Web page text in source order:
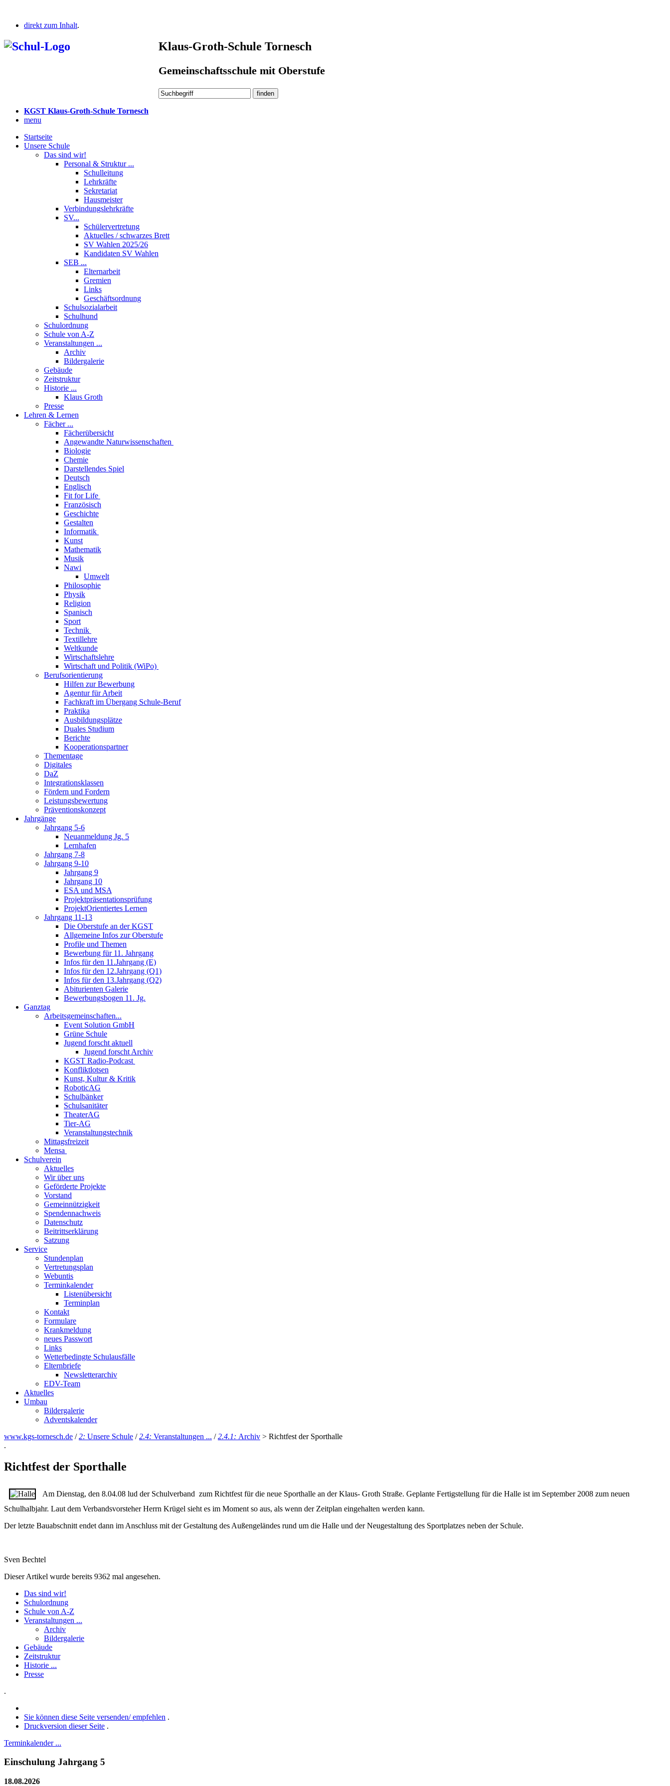
direkt zum Inhalt.
Klaus-Groth-Schule Tornesch
Gemeinschaftsschule mit Oberstufe
KGST Klaus-Groth-Schule Tornesch
menu
Startseite
Unsere Schule
Das sind wir!
Personal & Struktur ...
Schulleitung
Lehrkräfte
Sekretariat
Hausmeister
Verbindungslehrkräfte
SV...
Schülervertretung
Aktuelles / schwarzes Brett
SV Wahlen 2025/26
Kandidaten SV Wahlen
SEB ...
Elternarbeit
Gremien
Links
Geschäftsordnung
Schulsozialarbeit
Schulhund
Schulordnung
Schule von A-Z
Veranstaltungen ...
Archiv
Bildergalerie
Gebäude
Zeitstruktur
Historie ...
Klaus Groth
Presse
Lehren & Lernen
Fächer ...
Fächerübersicht
Angewandte Naturwissenschaften
Biologie
Chemie
Darstellendes Spiel
Deutsch
Englisch
Fit for Life
Französisch
Geschichte
Gestalten
Informatik
Kunst
Mathematik
Musik
Nawi
Umwelt
Philosophie
Physik
Religion
Spanisch
Sport
Technik
Textillehre
Weltkunde
Wirtschaftslehre
Wirtschaft und Politik (WiPo)
Berufsorientierung
Hilfen zur Bewerbung
Agentur für Arbeit
Fachkraft im Übergang Schule-Beruf
Praktika
Ausbildungsplätze
Duales Studium
Berichte
Kooperationspartner
Thementage
Digitales
DaZ
Integrationsklassen
Fördern und Fordern
Leistungsbewertung
Präventionskonzept
Jahrgänge
Jahrgang 5-6
Neuanmeldung Jg. 5
Lernhafen
Jahrgang 7-8
Jahrgang 9-10
Jahrgang 9
Jahrgang 10
ESA und MSA
Projektpräsentationsprüfung
ProjektOrientiertes Lernen
Jahrgang 11-13
Die Oberstufe an der KGST
Allgemeine Infos zur Oberstufe
Profile und Themen
Bewerbung für 11. Jahrgang
Infos für den 11.Jahrgang (E)
Infos für den 12.Jahrgang (Q1)
Infos für den 13.Jahrgang (Q2)
Abiturienten Galerie
Bewerbungsbogen 11. Jg.
Ganztag
Arbeitsgemeinschaften...
Event Solution GmbH
Grüne Schule
Jugend forscht aktuell
Jugend forscht Archiv
KGST Radio-Podcast
Konfliktlotsen
Kunst, Kultur & Kritik
RoboticAG
Schulbänker
Schulsanitäter
TheaterAG
Tier-AG
Veranstaltungstechnik
Mittagsfreizeit
Mensa
Schulverein
Aktuelles
Wir über uns
Geförderte Projekte
Vorstand
Gemeinnützigkeit
Spendennachweis
Datenschutz
Beitrittserklärung
Satzung
Service
Stundenplan
Vertretungsplan
Webuntis
Terminkalender
Listenübersicht
Terminplan
Kontakt
Formulare
Krankmeldung
neues Passwort
Links
Wetterbedingte Schulausfälle
Elternbriefe
Newsletterarchiv
EDV-Team
Aktuelles
Umbau
Bildergalerie
Adventskalender
www.kgs-tornesch.de /2: Unsere Schule /2.4: Veranstaltungen ... /2.4.1: Archiv > Richtfest der Sporthalle
.
Richtfest der Sporthalle
Am Dienstag, den 8.04.08 lud der Schulverband zum Richtfest für die neue Sporthalle an der Klaus- Groth Straße. Geplante Fertigstellung für die Halle ist im September 2008 zum neuen
Schulhalbjahr. Laut dem Verbandsvorsteher Herrn Krügel sieht es im Moment so aus, als wenn der Zeitplan eingehalten werden kann.
Der letzte Bauabschnitt endet dann im Anschluss mit der Gestaltung des Außengeländes rund um die Halle und der Neugestaltung des Sportplatzes neben der Schule.
Sven Bechtel
Dieser Artikel wurde bereits 9362 mal angesehen.
Das sind wir!
Schulordnung
Schule von A-Z
Veranstaltungen ...
Archiv
Bildergalerie
Gebäude
Zeitstruktur
Historie ...
Presse
.
Sie können diese Seite versenden/ empfehlen .
Druckversion dieser Seite .
Terminkalender ...
Einschulung Jahrgang 5
18.08.2026